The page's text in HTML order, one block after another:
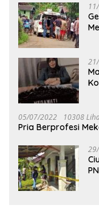
05/07/2022 10308
Pria Berprofesi